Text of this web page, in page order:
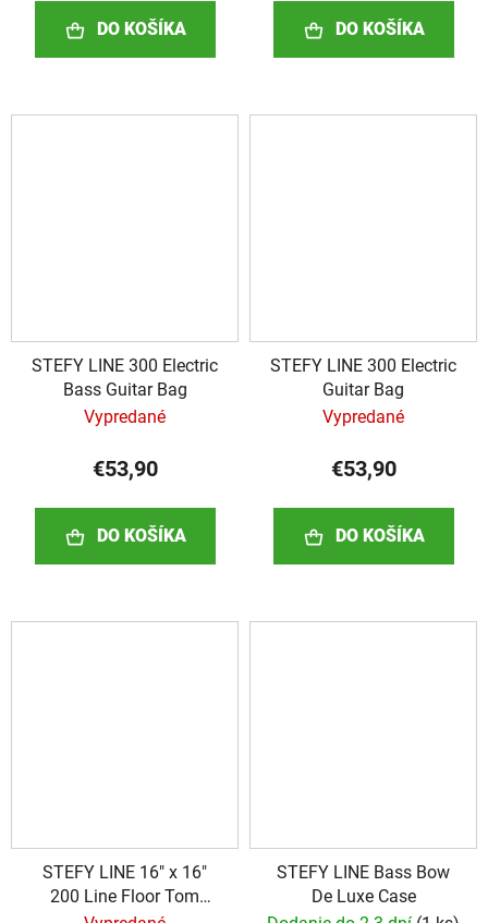
DO KOŠÍKA DO KOŠÍKA
STEFY LINE 300 Electric
Bass Guitar Bag
Vypredané
€53,90
DO KOŠÍKA
STEFY LINE 300 Electric
Guitar Bag
Vypredané
€53,90
DO KOŠÍKA
STEFY LINE 16" x 16"
200 Line Floor Tom
STEFY LINE Bass Bow
De Luxe Case